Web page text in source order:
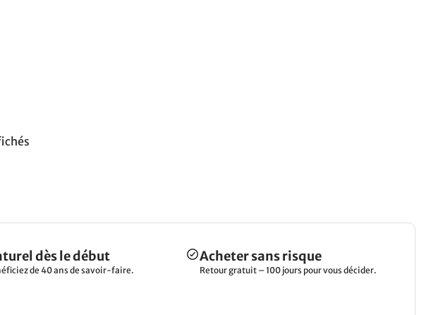
dès le début
de 40 ans de savoir-faire.
Acheter sans risque
Retour gratuit – 100 jours pour vous décider.